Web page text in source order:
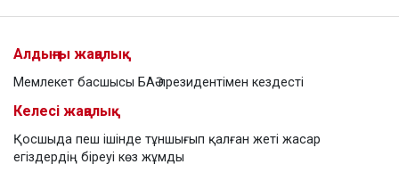
Алдыңғы жаңалық
Мемлекет басшысы БАӘ президентімен кездесті
Келесі жаңалық
Қосшыда пеш ішінде тұншығып қалған жеті жасар
егіздердің біреуі көз жұмды